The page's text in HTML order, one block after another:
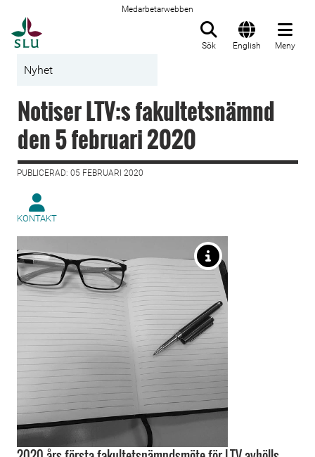
Medarbetarwebben
Sök English Meny
Nyhet
Notiser LTV:s fakultetsnämnd
den 5 februari 2020
PUBLICERAD: 05 FEBRUARI 2020
KONTAKT